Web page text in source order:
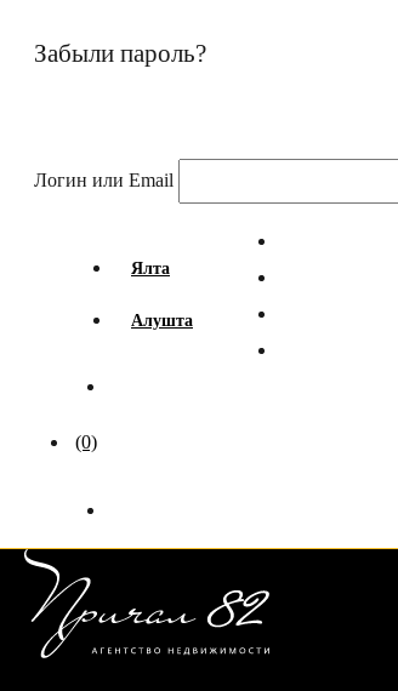
Забыли пароль?
Логин или Email
Ялта
Алушта
(0)